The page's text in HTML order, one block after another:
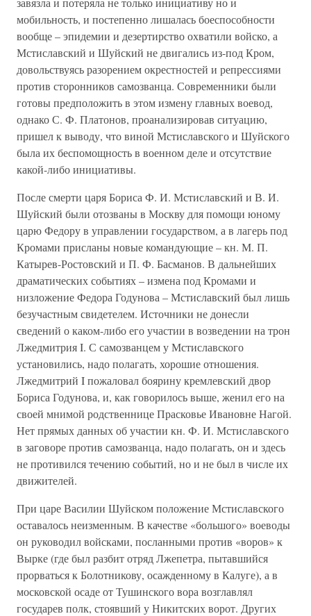
мобильность, и постепенно лишалась боеспособности
вообще – эпидемии и дезертирство охватили войско, а
Мстиславский и Шуйский не двигались из-под Кром,
довольствуясь разорением окрестностей и репрессиями
против сторонников самозванца. Современники были
готовы предположить в этом измену главных воевод,
однако С. Ф. Платонов, проанализировав ситуацию,
пришел к выводу, что виной Мстиславского и Шуйского
была их беспомощность в военном деле и отсутствие
какой-либо инициативы.
После смерти царя Бориса Ф. И. Мстиславский и В. И.
Шуйский были отозваны в Москву для помощи юному
царю Федору в управлении государством, а в лагерь под
Кромами присланы новые командующие – кн. М. П.
Катырев-Ростовский и П. Ф. Басманов. В дальнейших
драматических событиях – измена под Кромами и
низложение Федора Годунова – Мстиславский был лишь
безучастным свидетелем. Источники не донесли
сведений о каком-либо его участии в возведении на трон
Лжедмитрия I. С самозванцем у Мстиславского
установились, надо полагать, хорошие отношения.
Лжедмитрий I пожаловал боярину кремлевский двор
Бориса Годунова, и, как говорилось выше, женил его на
своей мнимой родственнице Прасковье Ивановне Нагой.
Нет прямых данных об участии кн. Ф. И. Мстиславского
в заговоре против самозванца, надо полагать, он и здесь
не противился течению событий, но и не был в числе их
движителей.
При царе Василии Шуйском положение Мстиславского
оставалось неизменным. В качестве «большого» воеводы
он руководил войсками, посланными против «воров» к
Вырке (где был разбит отряд Лжепетра, пытавшийся
прорваться к Болотникову, осажденному в Калуге), а в
московской осаде от Тушинского вора возглавлял
государев полк, стоявший у Никитских ворот. Других